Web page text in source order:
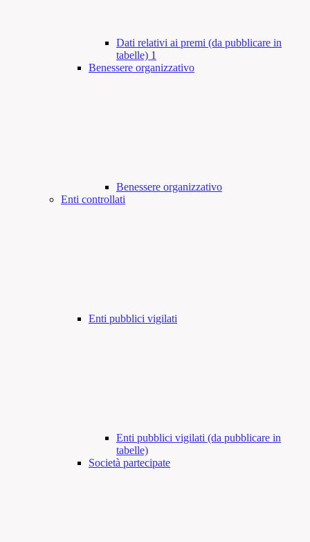
Dati relativi ai premi (da pubblicare in
tabelle) 1
Benessere organizzativo
Benessere organizzativo
Enti controllati
Enti pubblici vigilati
Enti pubblici vigilati (da pubblicare in
tabelle)
Società partecipate